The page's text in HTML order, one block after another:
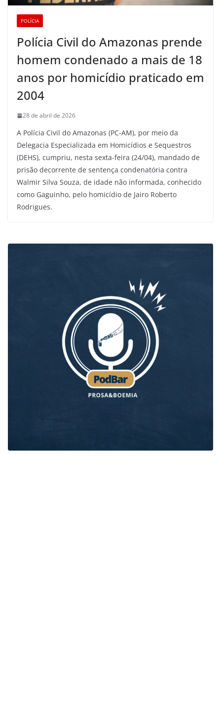
POLÍCIA
Polícia Civil do Amazonas prende
homem condenado a mais de 18
anos por homicídio praticado em
2004
28 de abril de 2026
A Polícia Civil do Amazonas (PC-AM), por meio da
Delegacia Especializada em Homicídios e Sequestros
(DEHS), cumpriu, nesta sexta-feira (24/04), mandado de
prisão decorrente de sentença condenatória contra
Walmir Silva Souza, de idade não informada, conhecido
como Gaguinho, pelo homicídio de Jairo Roberto
Rodrigues.